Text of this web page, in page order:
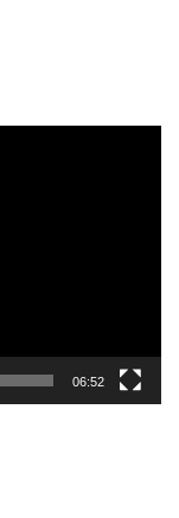
06:52